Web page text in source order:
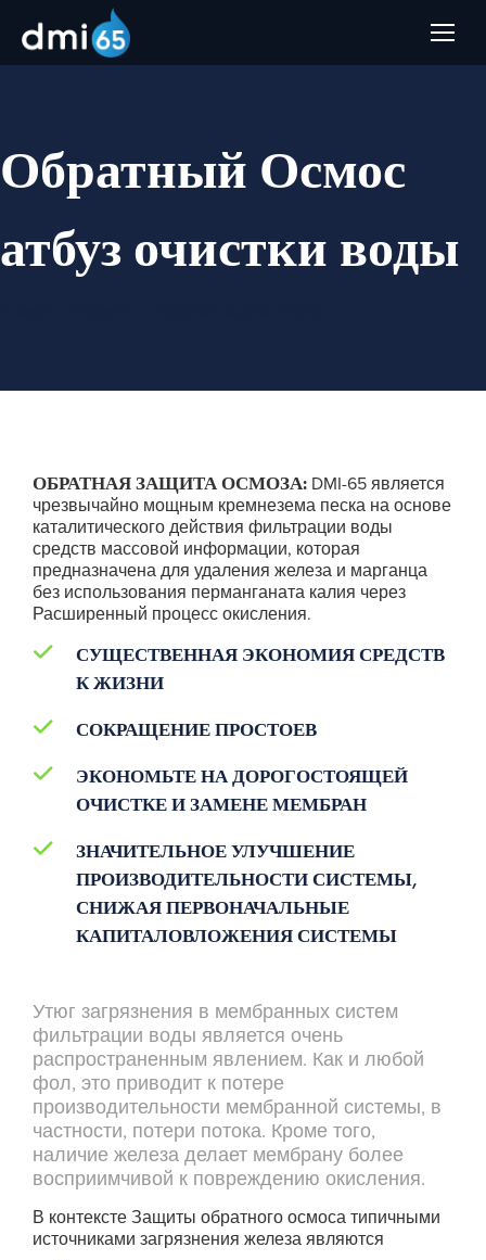
Обратный Осмос
атбуз очистки воды
Вы здесь:
ОБРАТНАЯ ЗАЩИТА ОСМОЗА: DMI-65 является
чрезвычайно мощным кремнезема песка на основе
каталитического действия фильтрации воды
средств массовой информации, которая
предназначена для удаления железа и марганца
без использования перманганата калия через
Расширенный процесс окисления.
СУЩЕСТВЕННАЯ ЭКОНОМИЯ СРЕДСТВ
К ЖИЗНИ
СОКРАЩЕНИЕ ПРОСТОЕВ
ЭКОНОМЬТЕ НА ДОРОГОСТОЯЩЕЙ
ОЧИСТКЕ И ЗАМЕНЕ МЕМБРАН
ЗНАЧИТЕЛЬНОЕ УЛУЧШЕНИЕ
ПРОИЗВОДИТЕЛЬНОСТИ СИСТЕМЫ,
СНИЖАЯ ПЕРВОНАЧАЛЬНЫЕ
КАПИТАЛОВЛОЖЕНИЯ СИСТЕМЫ
Утюг загрязнения в мембранных систем
фильтрации воды является очень
распространенным явлением. Как и любой
фол, это приводит к потере
производительности мембранной системы, в
частности, потери потока. Кроме того,
наличие железа делает мембрану более
восприимчивой к повреждению окисления.
В контексте Защиты обратного осмоса типичными
источниками загрязнения железа являются